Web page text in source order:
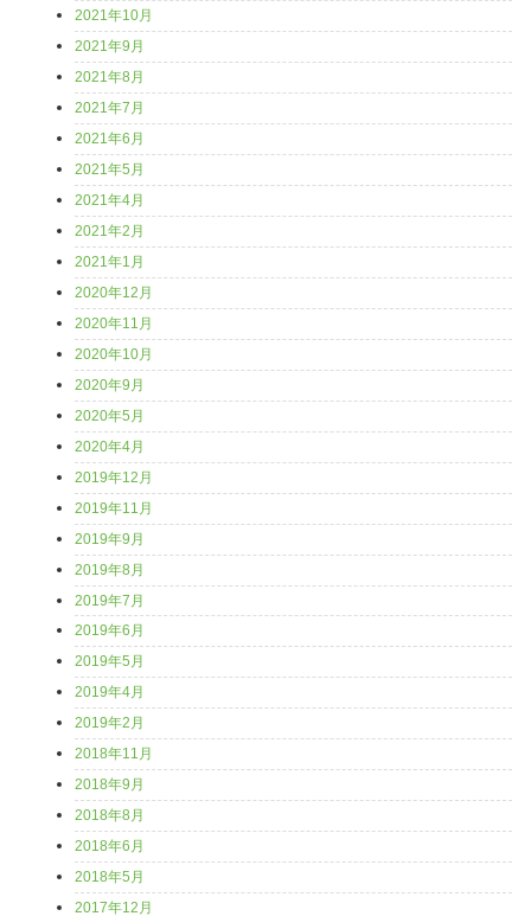
2021年10月
2021年9月
2021年8月
2021年7月
2021年6月
2021年5月
2021年4月
2021年2月
2021年1月
2020年12月
2020年11月
2020年10月
2020年9月
2020年5月
2020年4月
2019年12月
2019年11月
2019年9月
2019年8月
2019年7月
2019年6月
2019年5月
2019年4月
2019年2月
2018年11月
2018年9月
2018年8月
2018年6月
2018年5月
2017年12月